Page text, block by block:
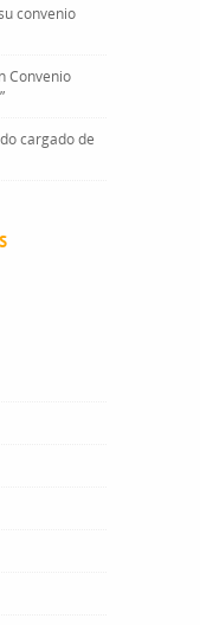
convenio
Convenio
cargado de